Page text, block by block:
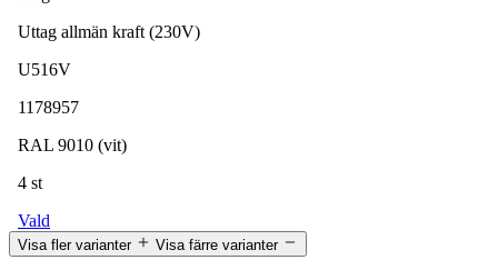
Uttag allmän kraft (230V)
U516V
1178957
RAL 9010 (vit)
4 st
Vald
Visa fler varianter Visa färre varianter